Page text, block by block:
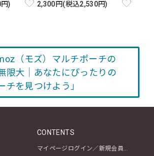
)
2,300円(税込2,530円)
（モズ）マルチポーチの
限大｜あなたにぴったりの
チを見つけよう」
CONTENTS
マイページログイン／新規会員登録